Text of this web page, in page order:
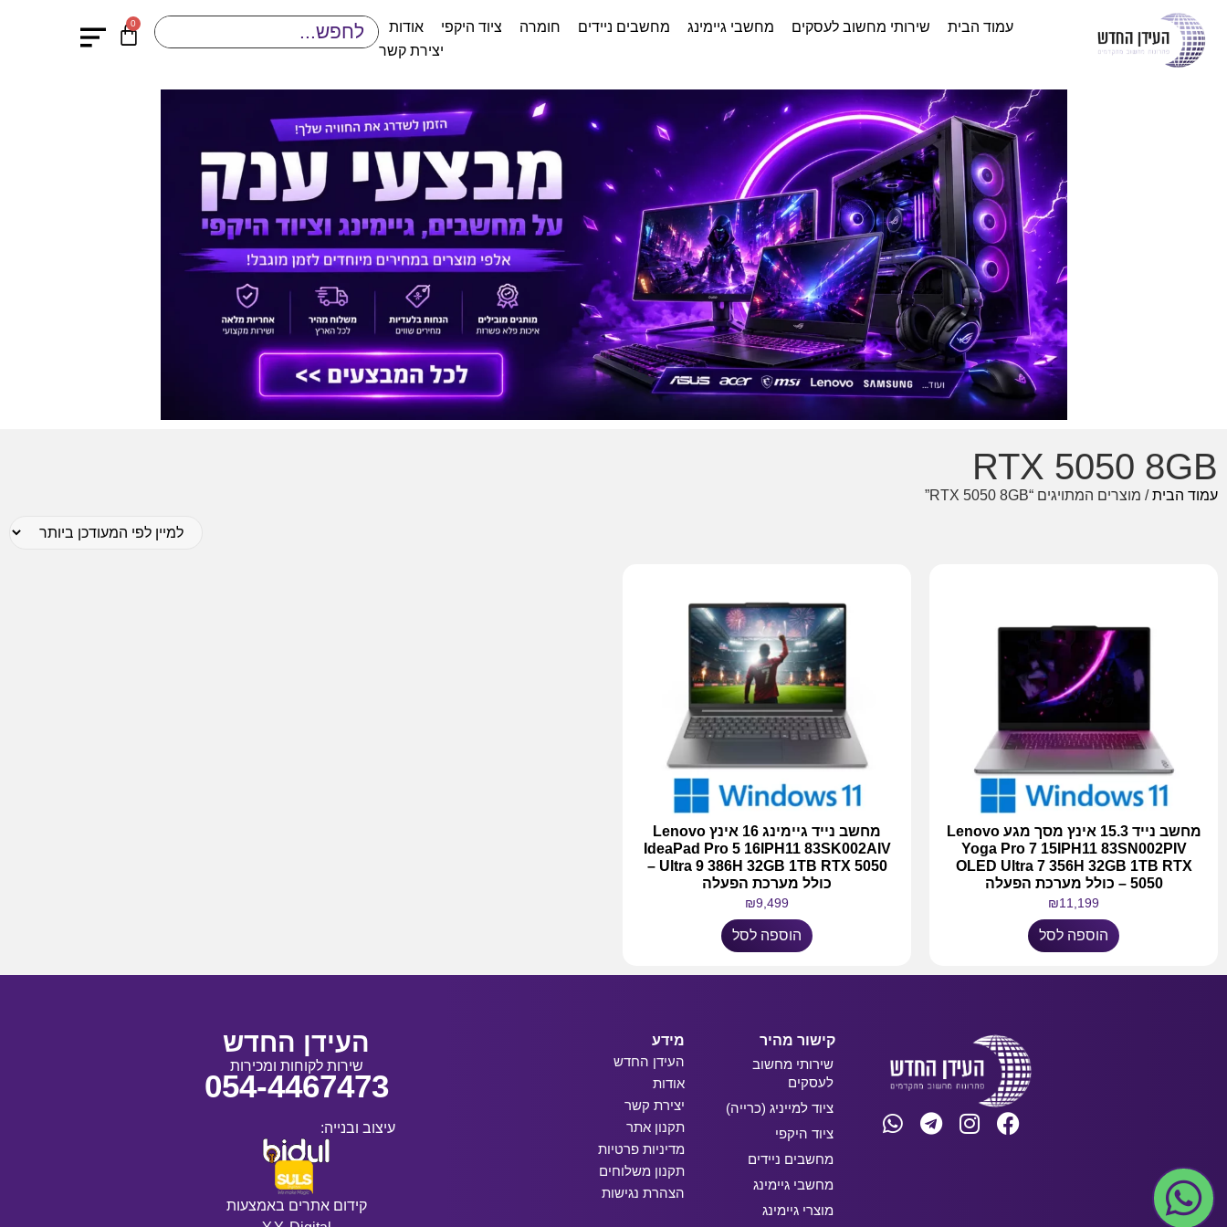
עמוד הבית שירותי מחשוב לעסקים מחשבי גיימינג מחשבים ניידים חומרה ציוד היקפי
אודות
יצירת קשר
0
RTX 5050 8GB
עמוד הבית/ מוצרים המתויגים “RTX 5050 8GB”
מחשב נייד 15.3 אינץ מסך מגע Lenovo
Yoga Pro 7 15IPH11 83SN002PIV
OLED Ultra 7 356H 32GB 1TB RTX
5050 – כולל מערכת הפעלה
₪11,199
הוספה לסל
מחשב נייד גיימינג 16 אינץ Lenovo
IdeaPad Pro 5 16IPH11 83SK002AIV
Ultra 9 386H 32GB 1TB RTX 5050 –
כולל מערכת הפעלה
₪9,499
הוספה לסל
קישור מהיר
שירותי מחשוב
לעסקים
ציוד למייניג (כרייה)
ציוד היקפי
מחשבים ניידים
מחשבי גיימינג
מוצרי גיימינג
מידע
העידן החדש
אודות
יצירת קשר
תקנון אתר
מדיניות פרטיות
תקנון משלוחים
הצהרת נגישות
העידן החדש
שירות לקוחות ומכירות
054-4467473
עיצוב ובנייה:
קידום אתרים באמצעות